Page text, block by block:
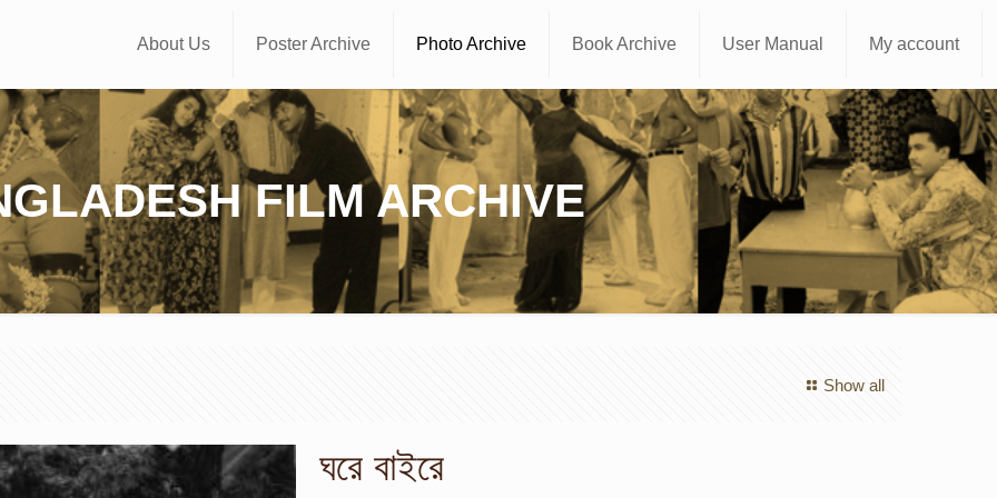
About Us Poster Archive Photo Archive Book Archive User Manual My account
FILM ARCHIVE
Show all
ঘরে বাইরে